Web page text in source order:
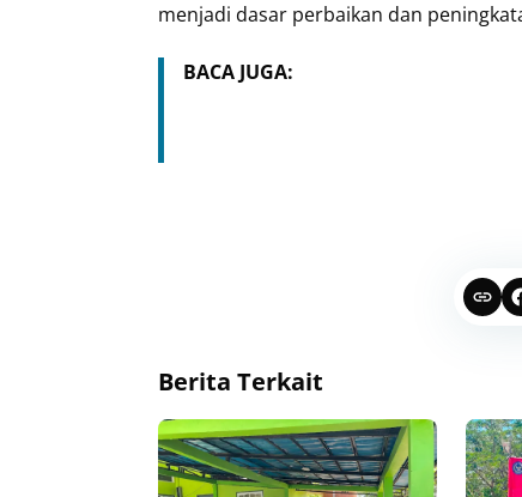
menjadi dasar perbaikan dan
BACA JUGA:
Berita Terkait